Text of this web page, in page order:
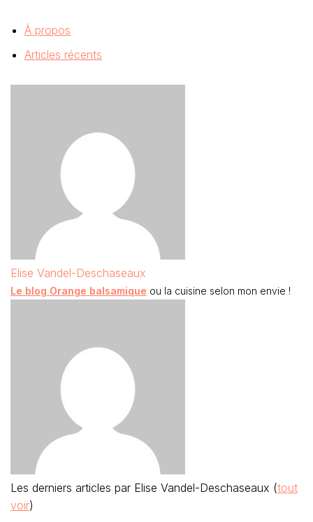
À propos
Articles récents
Elise Vandel-Deschaseaux
Le blog Orange balsamique ou la cuisine selon mon envie !
Les derniers articles par Elise Vandel-Deschaseaux (tout
voir)